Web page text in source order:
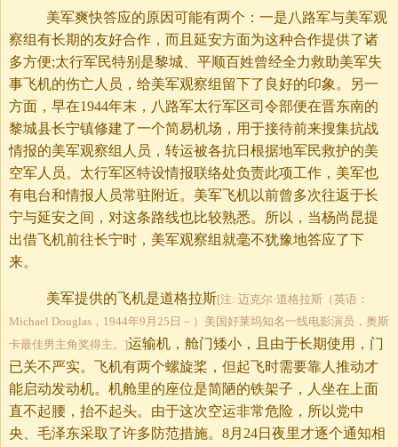
美军爽快答应的原因可能有两个：一是八路军与美军观
察组有长期的友好合作，而且延安方面为这种合作提供了诸
多方便;太行军民特别是黎城、平顺百姓曾经全力救助美军失
事飞机的伤亡人员，给美军观察组留下了良好的印象。另一
方面，早在1944年末，八路军太行军区司令部便在晋东南的
黎城县长宁镇修建了一个简易机场，用于接待前来搜集抗战
情报的美军观察组人员，转运被各抗日根据地军民救护的美
空军人员。太行军区特设情报联络处负责此项工作，美军也
有电台和情报人员常驻附近。美军飞机以前曾多次往返于长
宁与延安之间，对这条路线也比较熟悉。所以，当杨尚昆提
出借飞机前往长宁时，美军观察组就毫不犹豫地答应了下
来。
美军提供的飞机是道格拉斯[注: 迈克尔·道格拉斯（英语：
Michael Douglas，1944年9月25日－）美国好莱坞知名一线电影演员，奥斯
卡最佳男主角奖得主。]运输机，舱门矮小，且由于长期使用，门
已关不严实。飞机有两个螺旋桨，但起飞时需要靠人推动才
能启动发动机。机舱里的座位是简陋的铁架子，人坐在上面
直不起腰，抬不起头。由于这次空运非常危险，所以党中
央、毛泽东采取了许多防范措施。8月24日夜里才逐个通知相